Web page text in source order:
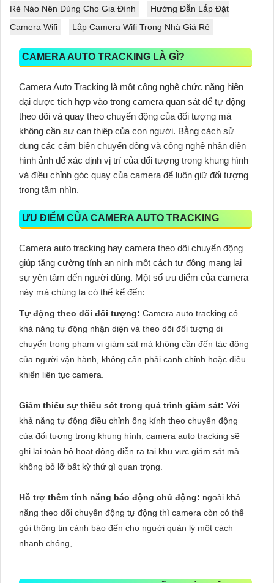
Rẻ Nào Nên Dùng Cho Gia Đình
Hướng Đẫn Lắp Đặt
Camera Wifi
Lắp Camera Wifi Trong Nhà Giá Rẻ
CAMERA AUTO TRACKING LÀ GÌ?
Camera Auto Tracking là một công nghệ chức năng hiện
đại được tích hợp vào trong camera quan sát để tự động
theo dõi và quay theo chuyển động của đối tượng mà
không cần sự can thiệp của con người. Bằng cách sử
dụng các cảm biến chuyển động và công nghệ nhận diện
hình ảnh để xác định vị trí của đối tượng trong khung hình
và điều chỉnh góc quay của camera để luôn giữ đối tượng
trong tầm nhìn.
ƯU ĐIỂM CỦA CAMERA AUTO TRACKING
Camera auto tracking hay camera theo dõi chuyển động
giúp tăng cường tính an ninh một cách tự động mang lại
sự yên tâm đến người dùng. Một số ưu điểm của camera
này mà chúng ta có thể kể đến:
Tự động theo dõi đối tượng: Camera auto tracking có
khả năng tự động nhận diện và theo dõi đối tượng di
chuyển trong phạm vi giám sát mà không cần đến tác động
của người vận hành, không cần phải canh chỉnh hoặc điều
khiển liên tục camera.
Giảm thiểu sự thiếu sót trong quá trình giám sát: Với
khả năng tự động điều chỉnh ống kính theo chuyển động
của đối tượng trong khung hình, camera auto tracking sẽ
ghi lại toàn bộ hoạt động diễn ra tại khu vực giám sát mà
không bỏ lỡ bất kỳ thứ gì quan trọng.
Hỗ trợ thêm tính năng báo động chủ động: ngoài khả
năng theo dõi chuyển động tự động thì camera còn có thể
gửi thông tin cảnh báo đến cho người quản lý một cách
nhanh chóng,